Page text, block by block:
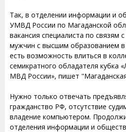
Так, в отделении информации и
УМВД России по Магаданской
вакансия специалиста по связям
мужчин с высшим образованием в
есть возможность влиться в
семикратного обладателя кубка
МВД России», пишет
Нужно только отвечать
гражданство РФ, отсутствие
владение компьютером.
отделения информации и